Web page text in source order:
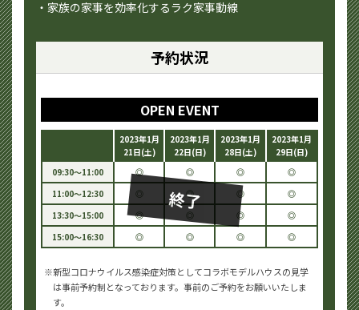
・家族の家事を効率化するラク家事動線
予約状況
OPEN EVENT
終了
2023年1月
21日(土)
2023年1月
22日(日)
2023年1月
28日(土)
2023年1月
29日(日)
09:30～11:00
◎ ◎ ◎
◎
11:00～12:30
◎ ◎ ◎
◎
13:30～15:00
◎ ◎ ◎
◎
15:00～16:30
◎ ◎ ◎ ◎
新型コロナウイルス感染症対策としてコラボモデルハウスの見学
は事前予約制となっております。事前のご予約をお願いいたしま
す。